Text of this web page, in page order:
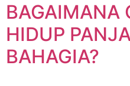
BAGAIMANA
HIDUP
BAHAGIA?